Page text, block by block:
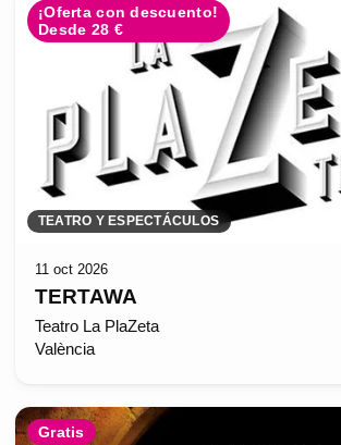
¡Oferta con descuento!
Desde 28 €
TEATRO Y ESPECTÁCULOS
11 oct 2026
TERTAWA
Teatro La PlaZeta
València
Gratis